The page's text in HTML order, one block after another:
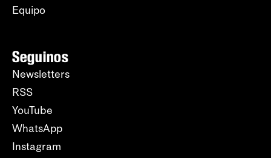
Equipo
Seguinos
Newsletters
RSS
YouTube
WhatsApp
Instagram